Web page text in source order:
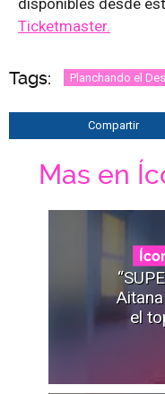
Ticketmaster.
Tags: Planchando el
Compartir
Mas en
el